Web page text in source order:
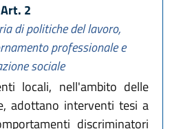
Art. 2
di politiche del lavoro,
professionale e
sociale
locali, nell'ambito delle
adottano interventi tesi a
discriminatori